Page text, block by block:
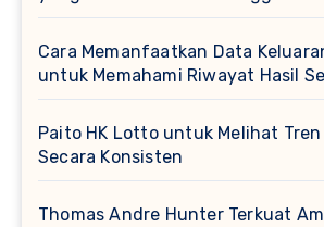
Cara Memanfaatkan Data
untuk Memahami Riwayat Hasil
Paito HK Lotto untuk Melihat
Secara Konsisten
Thomas Andre Hunter Terkuat